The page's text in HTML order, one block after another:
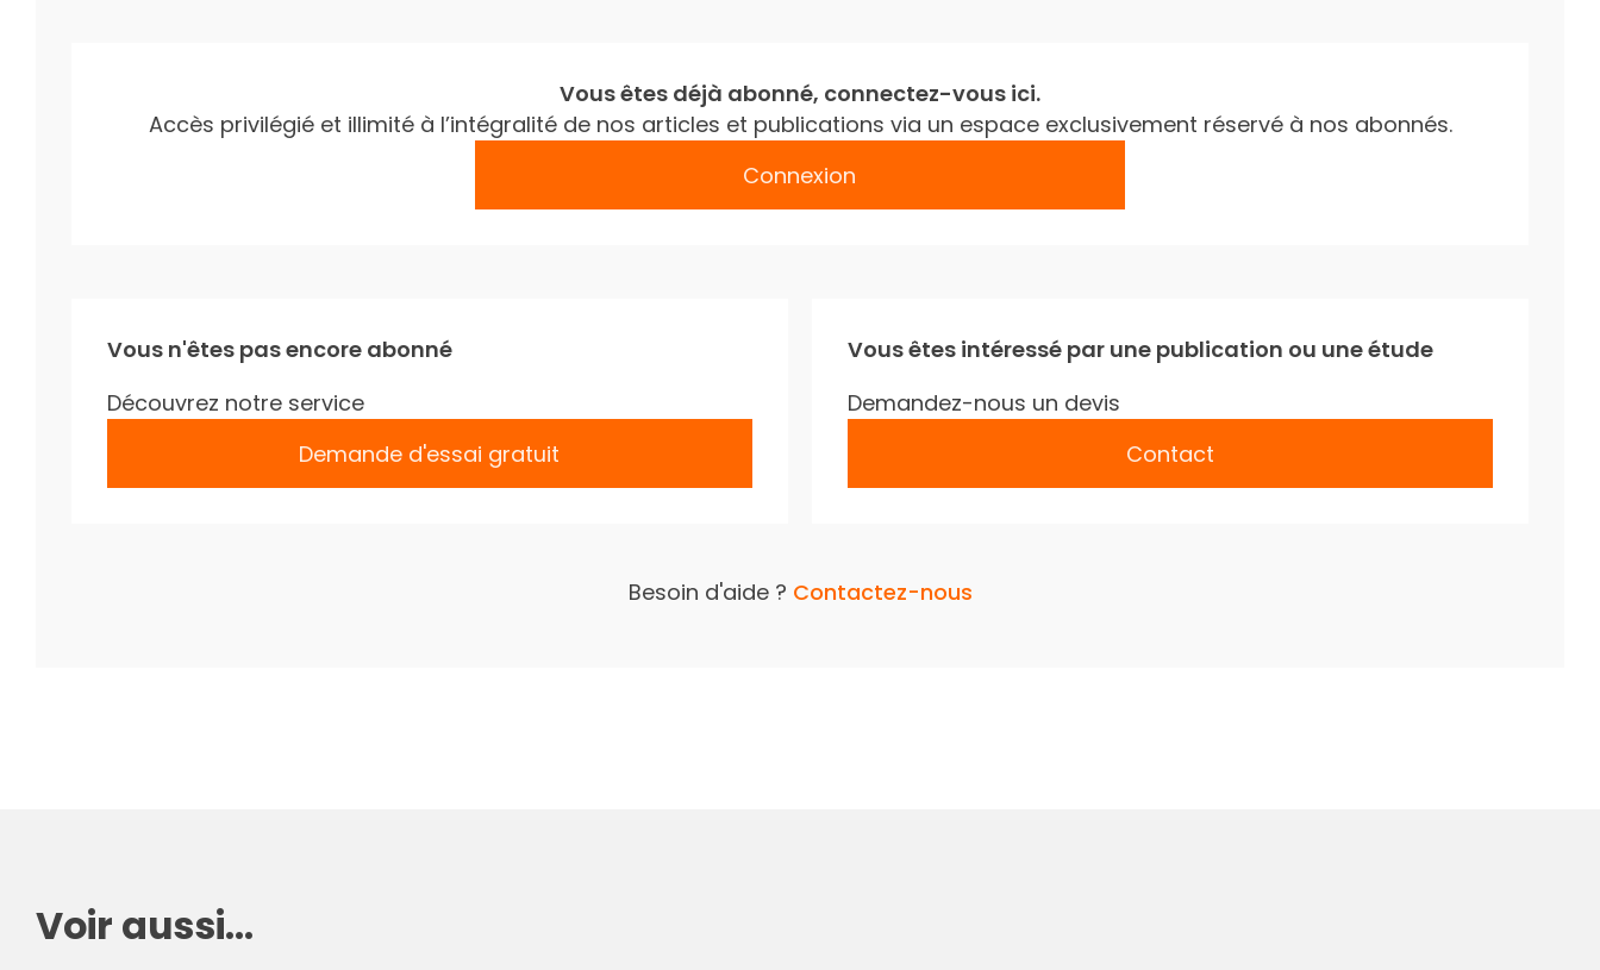
Vous êtes déjà abonné, connectez-vous ici.
Accès privilégié et illimité à l’intégralité de nos articles et publications via un espace exclusivement réservé à nos abonnés.
Connexion
Vous n'êtes pas encore abonné
Découvrez notre service
Demande d'essai gratuit
Vous êtes intéressé par une publication ou une étude
Demandez-nous un devis
Contact
Besoin d'aide ? Contactez-nous
Voir aussi...